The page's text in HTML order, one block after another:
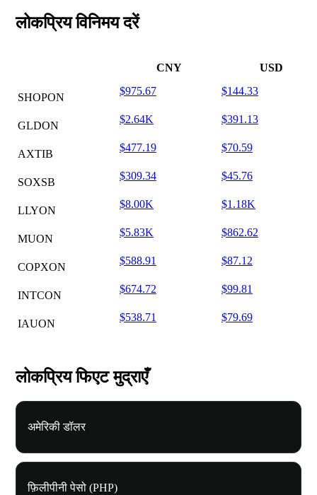
लोकप्रिय विनिमय दरें
CNY USD
SHOPON
$975.67 $144.33
GLDON
$2.64K $391.13
AXTIB
$477.19 $70.59
SOXSB
$309.34 $45.76
LLYON
$8.00K $1.18K
MUON
$5.83K $862.62
COPXON
$588.91 $87.12
INTCON
$674.72 $99.81
IAUON
$538.71 $79.69
लोकप्रिय फिएट मुद्राएँ
अमेरिकी डॉलर
फ़िलीपीनी पेसो (PHP)